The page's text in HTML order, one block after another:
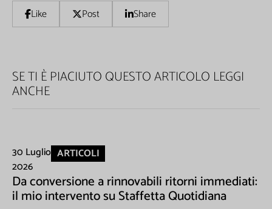
Like Post Share
SE TI È PIACIUTO QUESTO ARTICOLO LEGGI
ANCHE
30 Luglio
2026
ARTICOLI
Da conversione a rinnovabili ritorni immediati:
il mio intervento su Staffetta Quotidiana